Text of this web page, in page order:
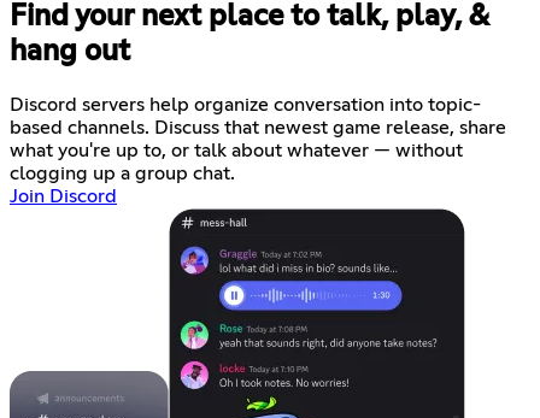
Find your next place to talk, play, &
hang out
Discord servers help organize conversation into topic-
based channels. Discuss that newest game release, share
what you're up to, or talk about whatever — without
clogging up a group chat.
Join Discord